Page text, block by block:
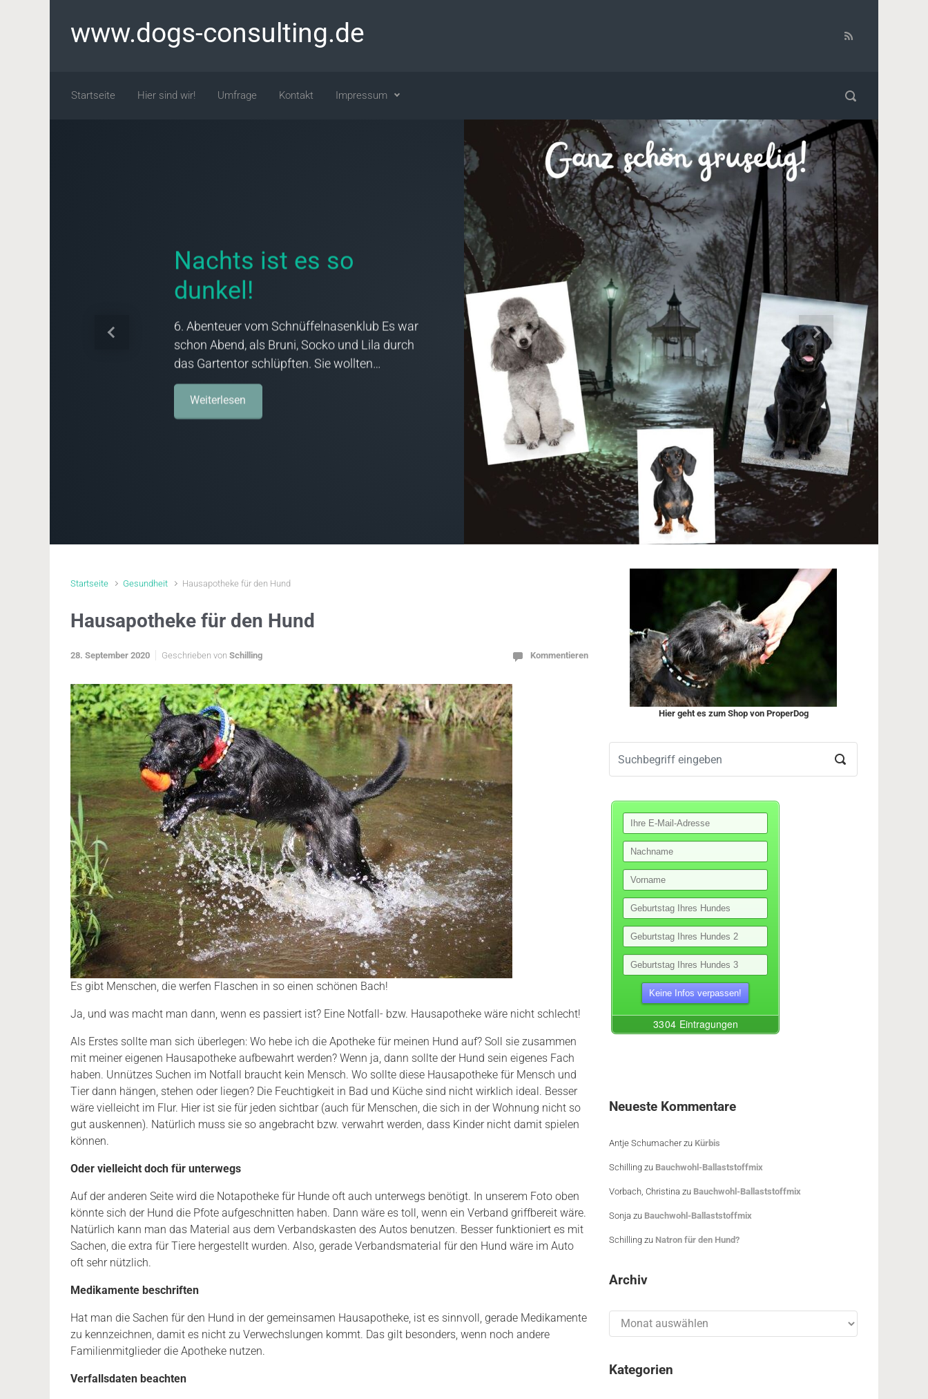
www.dogs-consulting.de
Startseite Hier sind wir! Umfrage Kontakt Impressum
Nachts ist es so
dunkel!
6. Abenteuer vom Schnüffelnasenklub Es war
schon Abend, als Bruni, Socko und Lila durch
das Gartentor schlüpften. Sie wollten…
Weiterlesen
Vorheriger Nächster
Startseite Gesundheit Hausapotheke für den Hund
Hausapotheke für den Hund
28. September 2020 Geschrieben von Schilling Kommentieren
Es gibt Menschen, die werfen Flaschen in so einen schönen Bach!
Ja, und was macht man dann, wenn es passiert ist? Eine Notfall- bzw. Hausapotheke wäre nicht schlecht!
Als Erstes sollte man sich überlegen: Wo hebe ich die Apotheke für meinen Hund auf? Soll sie zusammen
mit meiner eigenen Hausapotheke aufbewahrt werden? Wenn ja, dann sollte der Hund sein eigenes Fach
haben. Unnützes Suchen im Notfall braucht kein Mensch. Wo sollte diese Hausapotheke für Mensch und
Tier dann hängen, stehen oder liegen? Die Feuchtigkeit in Bad und Küche sind nicht wirklich ideal. Besser
wäre vielleicht im Flur. Hier ist sie für jeden sichtbar (auch für Menschen, die sich in der Wohnung nicht so
gut auskennen). Natürlich muss sie so angebracht bzw. verwahrt werden, dass Kinder nicht damit spielen
können.
Oder vielleicht doch für unterwegs
Auf der anderen Seite wird die Notapotheke für Hunde oft auch unterwegs benötigt. In unserem Foto oben
könnte sich der Hund die Pfote aufgeschnitten haben. Dann wäre es toll, wenn ein Verband griffbereit wäre.
Natürlich kann man das Material aus dem Verbandskasten des Autos benutzen. Besser funktioniert es mit
Sachen, die extra für Tiere hergestellt wurden. Also, gerade Verbandsmaterial für den Hund wäre im Auto
oft sehr nützlich.
Medikamente beschriften
Hat man die Sachen für den Hund in der gemeinsamen Hausapotheke, ist es sinnvoll, gerade Medikamente
zu kennzeichnen, damit es nicht zu Verwechslungen kommt. Das gilt besonders, wenn noch andere
Familienmitglieder die Apotheke nutzen.
Verfallsdaten beachten
Hier geht es zum Shop von ProperDog
Neueste Kommentare
Antje Schumacherzu Kürbis
Schilling zu Bauchwohl-Ballaststoffmix
Vorbach, Christina zu Bauchwohl-Ballaststoffmix
Sonja zu Bauchwohl-Ballaststoffmix
Schilling zu Natron für den Hund?
Archiv
Kategorien